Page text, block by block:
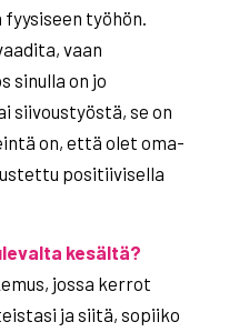
työhön.
vaan
sinulla on jo
siivoustyöstä, se on
on, että olet oma-
positiivisella
kesältä?
jossa kerrot
ja siitä, sopiiko